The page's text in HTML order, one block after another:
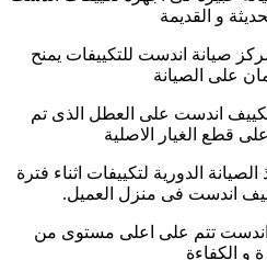
و القديمة
صيانة اندست للتكييفات يمنح
على الصيانة
اندست على العطل الذى تم
قطع الغيار الاصلية
الصيانة الدورية لتكييفات اثناء فترة
اندست فى منزل العميل.
اندست تتم على اعلى مستوى من
و الكفاءة